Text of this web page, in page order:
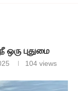
ஒரு புதுமை
104views